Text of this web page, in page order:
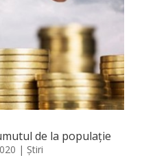
de la populație
| Știri